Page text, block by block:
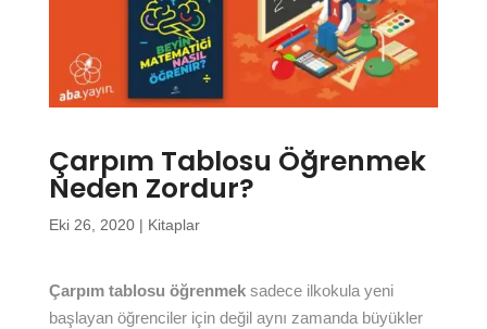
Çarpım Tablosu Öğrenmek
Neden Zordur?
Eki 26, 2020| Kitaplar
Çarpım tablosu öğrenmeksadece ilkokula yeni
başlayan öğrenciler için değil aynı zamanda büyükler